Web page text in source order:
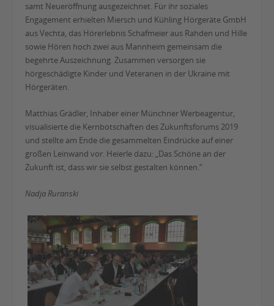
samt Neueröffnung ausgezeichnet. Für ihr soziales
Engagement erhielten Miersch und Kühling Hörgeräte GmbH
aus Vechta, das Hörerlebnis Schafmeier aus Rahden und Hille
sowie Hören hoch zwei aus Mannheim gemeinsam die
begehrte Auszeichnung. Zusammen versorgen sie
hörgeschädigte Kinder und Veteranen in der Ukraine mit
Hörgeräten.
Matthias Grädler, Inhaber einer Münchner Werbeagentur,
visualisierte die Kernbotschaften des Zukunftsforums 2019
und stellte am Ende die gesammelten Eindrücke auf einer
großen Leinwand vor. Heierle dazu: „Das Schöne an der
Zukunft ist, dass wir sie selbst gestalten können.“
Nadja Ruranski